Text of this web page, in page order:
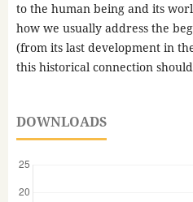
to the human being and its
how we usually address the
(from its last development in
this historical connection
DOWNLOADS